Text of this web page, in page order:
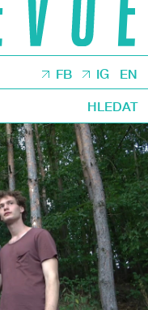
FB IG EN
HLEDAT